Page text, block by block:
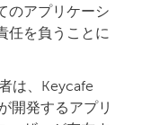
のアプリケーシ
任を負うことに
は、Keycafe
開発するアプリ